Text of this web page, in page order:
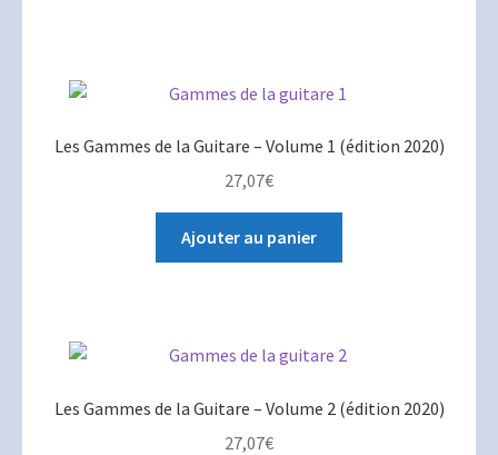
Les Gammes de la Guitare – Volume 1 (édition 2020)
27,07€
Ajouter au panier
Les Gammes de la Guitare – Volume 2 (édition 2020)
27,07€